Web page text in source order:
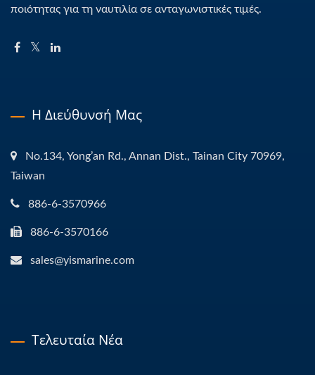
ποιότητας για τη ναυτιλία σε ανταγωνιστικές τιμές.
Η Διεύθυνσή Μας
No.134, Yong’an Rd., Annan Dist., Tainan City 70969,
Taiwan
886-6-3570966
886-6-3570166
sales@yismarine.com
Τελευταία Νέα